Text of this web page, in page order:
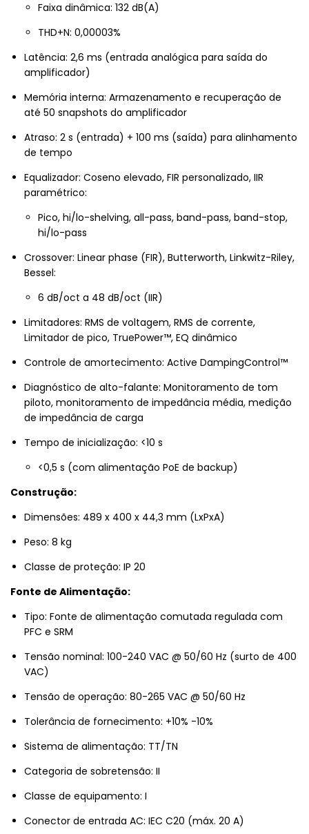
Faixa dinâmica: 132 dB(A)
THD+N: 0,00003%
Latência: 2,6 ms (entrada analógica para saída do
amplificador)
Memória interna: Armazenamento e recuperação de
até 50 snapshots do amplificador
Atraso: 2 s (entrada) + 100 ms (saída) para alinhamento
de tempo
Equalizador: Coseno elevado, FIR personalizado, IIR
paramétrico:
Pico, hi/lo-shelving, all-pass, band-pass, band-stop,
hi/lo-pass
Crossover: Linear phase (FIR), Butterworth, Linkwitz-Riley,
Bessel:
6 dB/oct a 48 dB/oct (IIR)
Limitadores: RMS de voltagem, RMS de corrente,
Limitador de pico, TruePower™, EQ dinâmico
Controle de amortecimento: Active DampingControl™
Diagnóstico de alto-falante: Monitoramento de tom
piloto, monitoramento de impedância média, medição
de impedância de carga
Tempo de inicialização: <10 s
<0,5 s (com alimentação PoE de backup)
Construção:
Dimensões: 489 x 400 x 44,3 mm (LxPxA)
Peso: 8 kg
Classe de proteção: IP 20
Fonte de Alimentação:
Tipo: Fonte de alimentação comutada regulada com
PFC e SRM
Tensão nominal: 100-240 VAC @ 50/60 Hz (surto de 400
VAC)
Tensão de operação: 80-265 VAC @ 50/60 Hz
Tolerância de fornecimento: +10% -10%
Sistema de alimentação: TT/TN
Categoria de sobretensão: II
Classe de equipamento: I
Conector de entrada AC: IEC C20 (máx. 20 A)